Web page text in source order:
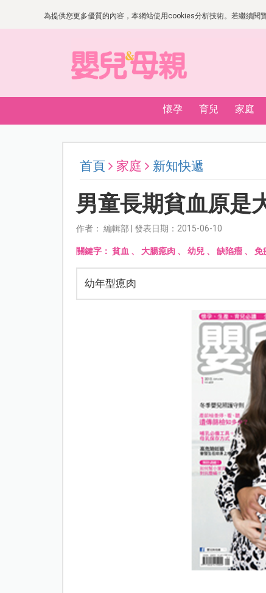
為提供您更多優質的內容，本網站使用cookies分析技術。若繼續
懷孕 育兒 家庭
首頁 家庭 新知快遞
男童長期貧血原是
作者： 編輯部 | 發表日期：2015-06-10
關鍵字： 貧血 、 大腸瘜肉、 幼兒、 缺陷瘤、 免
幼年型瘜肉